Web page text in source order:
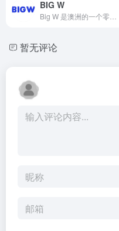
BIG W
暂无评论